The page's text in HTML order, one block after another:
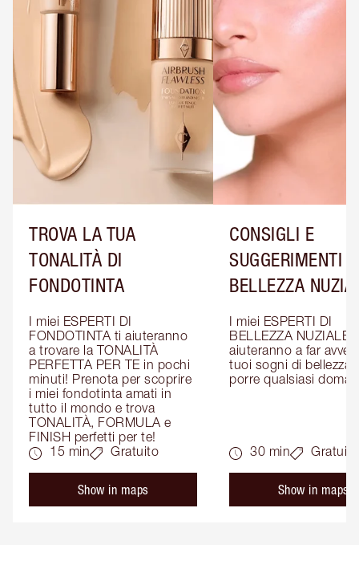
TROVA LA TUA
TONALITÀ DI
FONDOTINTA
I miei ESPERTI DI
FONDOTINTA ti aiuteranno
a trovare la TONALITÀ
PERFETTA PER TE in pochi
minuti! Prenota per scoprire
i miei fondotinta amati in
tutto il mondo e trova
TONALITÀ, FORMULA e
FINISH perfetti per te!
15 min
Gratuito
Show in maps
CONSIGLI E
SUGGERIMENTI
BELLEZZA
I miei ESPERTI DI
BELLEZZA NUZIALE
aiuteranno a far
tuoi sogni di bellezza:
porre qualsiasi
30 min Gratuito
Show in maps